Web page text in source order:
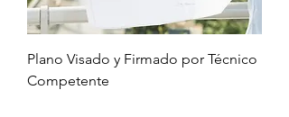
Plano Visado y Firmado por Técnico
Competente